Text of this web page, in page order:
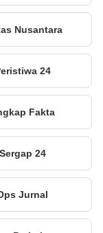
Nusantara
24
Fakta
Sergap 24
Jurnal